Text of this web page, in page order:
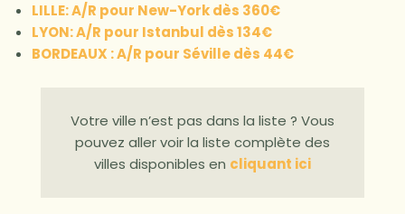
LILLE: A/R pour New-York dès 360€
LYON: A/R pour Istanbul dès 134€
BORDEAUX : A/R pour Séville dès 44€
Votre ville n’est pas dans la liste ? Vous
pouvez aller voir la liste complète des
villes disponibles en cliquant ici